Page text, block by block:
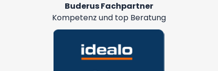
Buderus Fachpartner
Kompetenz und top Beratung